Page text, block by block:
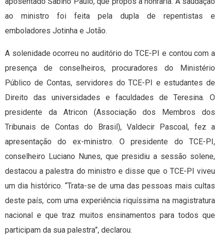
ao ministro foi feita pela dupla de repentistas e
emboladores Jotinha e Jotão.
A solenidade ocorreu no auditório do TCE-PI e contou com a
presença de conselheiros, procuradores do Ministério
Público de Contas, servidores do TCE-PI e estudantes de
Direito das universidades e faculdades de Teresina. O
presidente da Atricon (Associação dos Membros dos
Tribunais de Contas do Brasil), Valdecir Pascoal, fez a
apresentação do ex-ministro. O presidente do TCE-PI,
conselheiro Luciano Nunes, que presidiu a sessão solene,
destacou a palestra do ministro e disse que o TCE-PI viveu
um dia histórico. “Trata-se de uma das pessoas mais cultas
deste país, com uma experiência riquíssima na magistratura
nacional e que traz muitos ensinamentos para todos que
participam da sua palestra”, declarou.